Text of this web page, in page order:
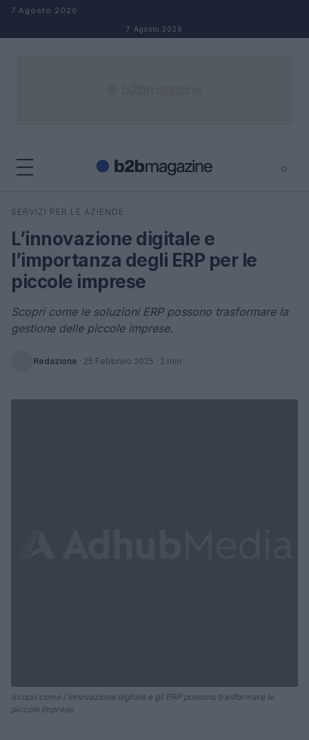
Salta al contenuto
7 Agosto 2026
7 Agosto 2026
⌕
Cerca
SERVIZI PER LE AZIENDE
L’innovazione digitale e
l’importanza degli ERP per le
piccole imprese
Scopri come le soluzioni ERP possono trasformare la
gestione delle piccole imprese.
Redazione · 25 Febbraio 2025 · 2 min
Scopri come l'innovazione digitale e gli ERP possono trasformare le
piccole imprese.